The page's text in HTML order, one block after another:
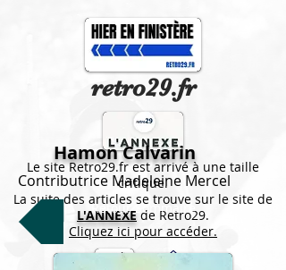
retro29.fr
Le site Retro29.fr est arrivé à une taille
critique.
La suite des articles se trouve sur le site de
L'ANNEXEde Retro29.
Cliquez ici pour accéder.
Hamon Calvarin
Contributrice Madeleine Mercel
Retour Sommaire